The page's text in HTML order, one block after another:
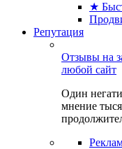
★
Репутация
Отзывы на
любой сайт
Один
мнение